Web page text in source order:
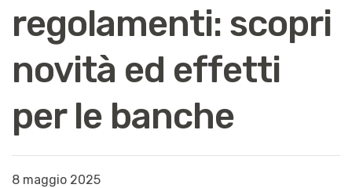
regolamenti: scopri
novità ed effetti
per le banche
8 maggio 2025